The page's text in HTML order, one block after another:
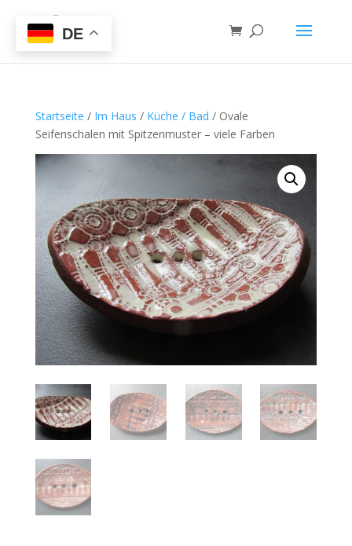
Startseite / Im Haus / Küche / Bad / Ovale
Seifenschalen mit Spitzenmuster – viele Farben
DE